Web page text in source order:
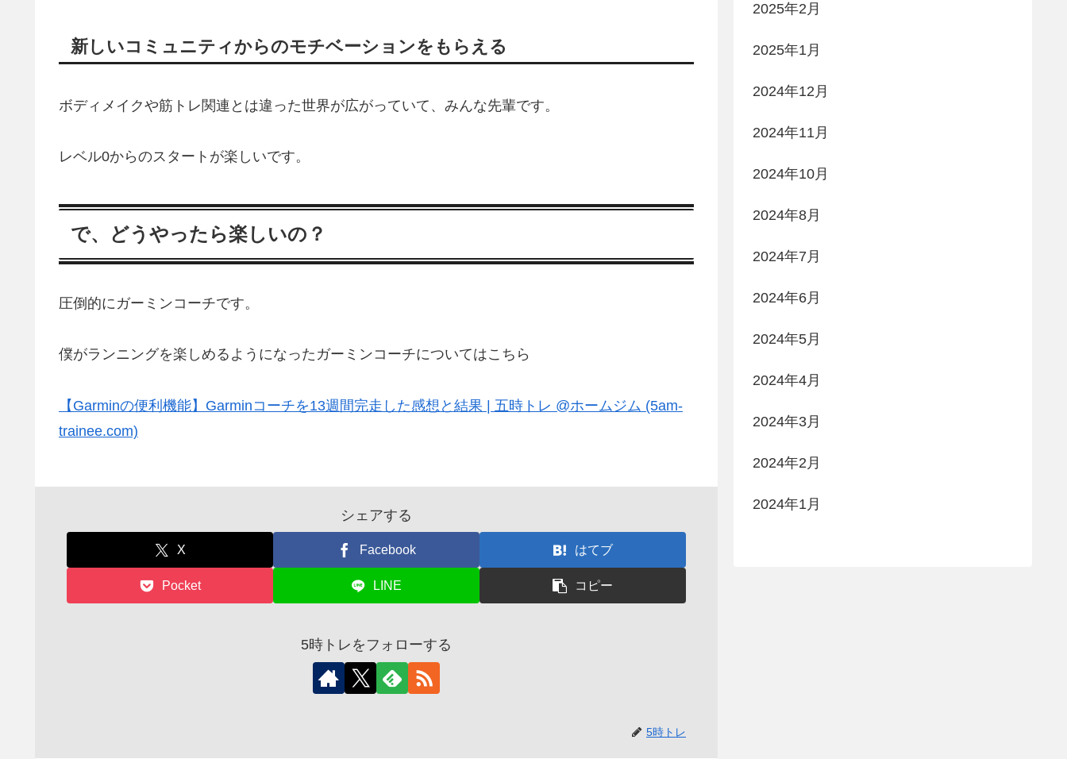
新しいコミュニティからのモチベーションをもらえる
ボディメイクや筋トレ関連とは違った世界が広がっていて、みんな先輩です。
レベル0からのスタートが楽しいです。
で、どうやったら楽しいの？
圧倒的にガーミンコーチです。
僕がランニングを楽しめるようになったガーミンコーチについてはこちら
【Garminの便利機能】Garminコーチを13週間完走した感想と結果 | 五時トレ @ホームジム (5am-
trainee.com)
シェアする
X Facebook はてブ
Pocket LINE コピー
5時トレをフォローする
5時トレ
2025年2月
2025年1月
2024年12月
2024年11月
2024年10月
2024年8月
2024年7月
2024年6月
2024年5月
2024年4月
2024年3月
2024年2月
2024年1月